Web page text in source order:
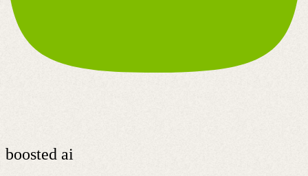
boosted ai